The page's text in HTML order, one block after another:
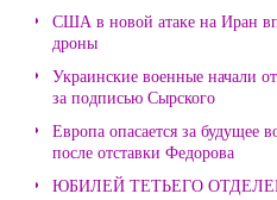
США в новой атаке на Иран
дроны
Украинские военные начали
за подписью Сырского
Европа опасается за будущее
после отставки Федорова
ЮБИЛЕЙ ТЕТЬЕГО